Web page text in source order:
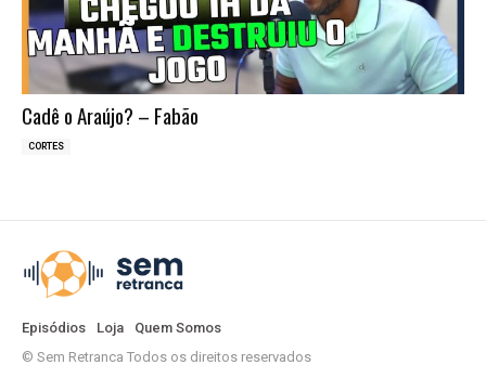
Cadê o Araújo? – Fabão
CORTES
Episódios Loja
Quem Somos
© Sem Retranca Todos os direitos reservados